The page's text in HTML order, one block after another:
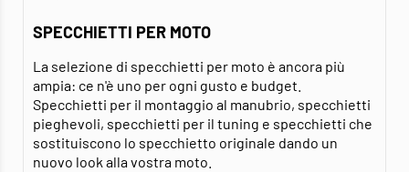
SPECCHIETTI PER MOTO
La selezione di specchietti per moto è ancora più
ampia: ce n'è uno per ogni gusto e budget.
Specchietti per il montaggio al manubrio, specchietti
pieghevoli, specchietti per il tuning e specchietti che
sostituiscono lo specchietto originale dando un
nuovo look alla vostra moto.